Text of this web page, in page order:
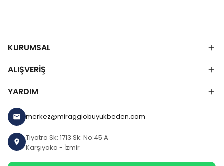
KURUMSAL
ALIŞVERİŞ
YARDIM
merkez@miraggiobuyukbeden.com
Tiyatro Sk: 1713 Sk: No:45 A
Karşıyaka - İzmir